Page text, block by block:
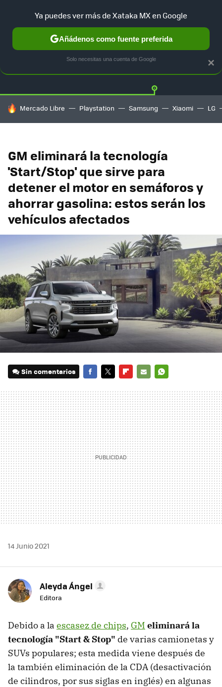
TESLA UBER AUTO ELECTRICO Twitter
HOY SE HABLA DE
Mercado Libre Playstation Samsung Xiaomi LG
GM eliminará la tecnología
'Start/Stop' que sirve para
detener el motor en semáforos y
ahorrar gasolina: estos serán los
vehículos afectados
Sin comentarios
MAIL
14 Junio 2021
Aleyda Ángel
Editora
Debido a la escasez de chips, GM eliminará la
tecnología "Start & Stop" de varias camionetas y
SUVs populares; esta medida viene después de
la también eliminación de la CDA (desactivación
de cilindros, por sus siglas en inglés) en algunas
×
Ya puedes ver más de Xataka MX en Google
Añádenos como fuente preferida
Solo necesitas una cuenta de Google